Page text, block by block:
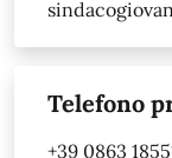
Telefono
+39 0863